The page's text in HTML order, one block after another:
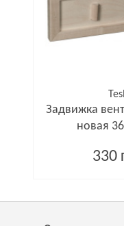
Задвижка
новая
330